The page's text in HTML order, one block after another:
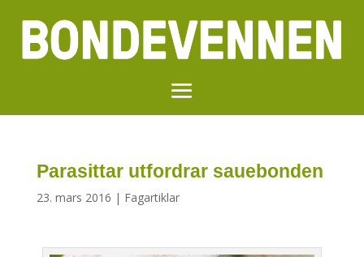
Parasittar utfordrar sauebonden
23. mars 2016 | Fagartiklar